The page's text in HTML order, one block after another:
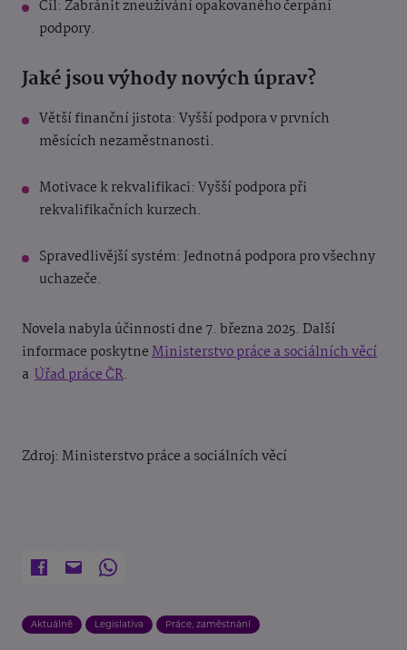
Cíl: Zabránit zneužívání opakovaného čerpání
podpory.
Jaké jsou výhody nových úprav?
Větší finanční jistota: Vyšší podpora v prvních
měsících nezaměstnanosti.
Motivace k rekvalifikaci: Vyšší podpora při
rekvalifikačních kurzech.
Spravedlivější systém: Jednotná podpora pro všechny
uchazeče.
Novela nabyla účinnosti dne 7. března 2025. Další
informace poskytneMinisterstvo práce a sociálních věcí
a Úřad práce ČR.
Zdroj: Ministerstvo práce a sociálních věcí
Aktuálně Legislativa Práce, zaměstnání